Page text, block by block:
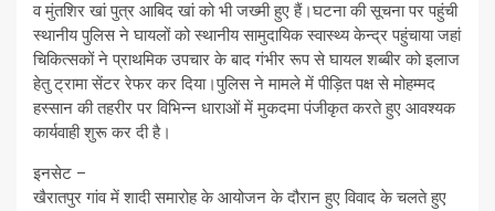
व मुंतशिर खां पुत्र आबिद खां को भी जख्मी हुए हैं।घटना की सूचना पर पहुंची
स्थानीय पुलिस ने घायलों को स्थानीय सामुदायिक स्वास्थ्य केन्द्र पहुंचाया जहां
चिकित्सकों ने प्राथमिक उपचार के बाद गंभीर रूप से घायल शब्बीर को इलाज
हेतु ट्रामा सेंटर रेफर कर दिया।पुलिस ने मामले में पीड़ित पक्ष से मोहम्मद
हस्सान की तहरीर पर विभिन्न धाराओं में मुकदमा पंजीकृत करते हुए आवश्यक
कार्यवाही शुरू कर दी है।
इनसेट –
खैरातपुर गांव में शादी समारोह के आयोजन के दौरान हुए विवाद के चलते हुए